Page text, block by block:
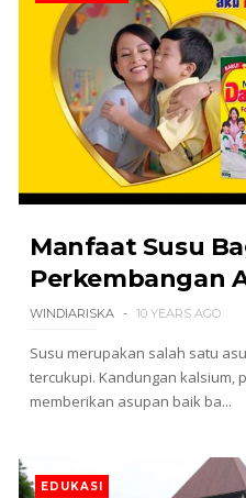
Manfaat Susu
Perkembangan
WINDIARISKA 10 YEARS AGO
Susu merupakan salah satu
tercukupi. Kandungan kalsium,
memberikan asupan baik ba...
EDUKASI